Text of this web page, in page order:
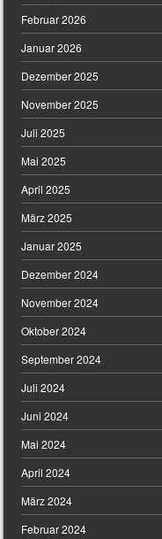
Februar 2026
Januar 2026
Dezember 2025
November 2025
Juli 2025
Mai 2025
April 2025
März 2025
Januar 2025
Dezember 2024
November 2024
Oktober 2024
September 2024
Juli 2024
Juni 2024
Mai 2024
April 2024
März 2024
Februar 2024